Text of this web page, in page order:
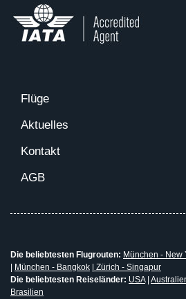
Flüge
Aktuelles
Kontakt
AGB
Die beliebtesten Flugrouten: München - New
München - Bangkok
Zürich - Singapur
Die beliebtesten Reiseländer: USA|
Brasilien